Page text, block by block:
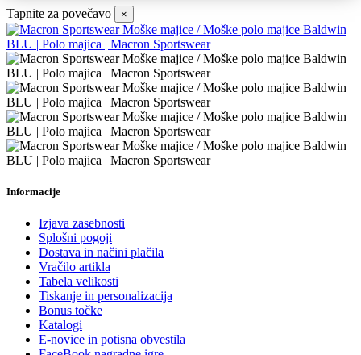
Tapnite za povečavo ×
Informacije
Izjava zasebnosti
Splošni pogoji
Dostava in načini plačila
Vračilo artikla
Tabela velikosti
Tiskanje in personalizacija
Bonus točke
Katalogi
E-novice in potisna obvestila